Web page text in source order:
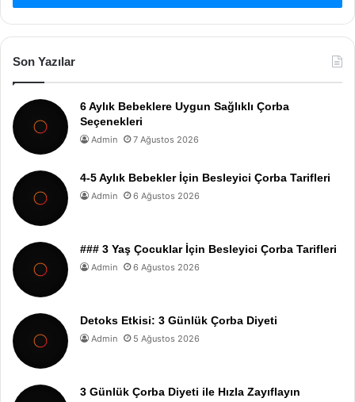
Son Yazılar
6 Aylık Bebeklere Uygun Sağlıklı Çorba
Seçenekleri
Admin 7 Ağustos 2026
4-5 Aylık Bebekler İçin Besleyici Çorba Tarifleri
Admin 6 Ağustos 2026
### 3 Yaş Çocuklar İçin Besleyici Çorba Tarifleri
Admin 6 Ağustos 2026
Detoks Etkisi: 3 Günlük Çorba Diyeti
Admin 5 Ağustos 2026
3 Günlük Çorba Diyeti ile Hızla Zayıflayın